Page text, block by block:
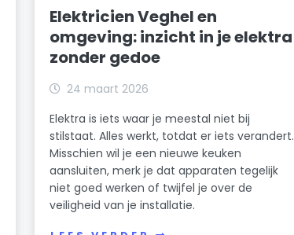
Elektricien Veghel en
omgeving: inzicht in je elektra
zonder gedoe
24 maart 2026
Elektra is iets waar je meestal niet bij
stilstaat. Alles werkt, totdat er iets verandert.
Misschien wil je een nieuwe keuken
aansluiten, merk je dat apparaten tegelijk
niet goed werken of twijfel je over de
veiligheid van je installatie.